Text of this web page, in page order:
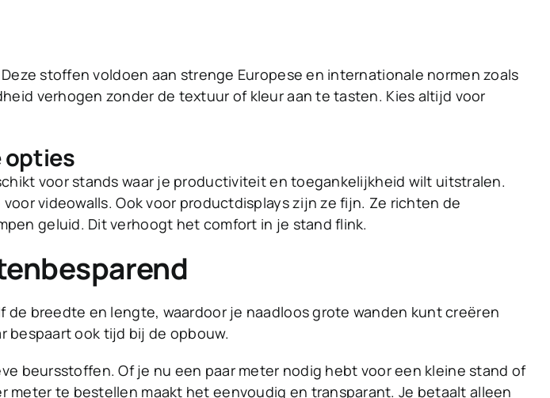
stoffen voldoen aan strenge Europese en internationale normen zoals
verhogen zonder de textuur of kleur aan te tasten. Kies altijd voor
opties
voor stands waar je productiviteit en toegankelijkheid wilt uitstralen.
videowalls. Ook voor productdisplays zijn ze fijn. Ze richten de
geluid. Dit verhoogt het comfort in je stand flink.
de breedte en lengte, waardoor je naadloos grote wanden kunt creëren
bespaart ook tijd bij de opbouw.
beursstoffen. Of je nu een paar meter nodig hebt voor een kleine stand of
te bestellen maakt het eenvoudig en transparant. Je betaalt alleen